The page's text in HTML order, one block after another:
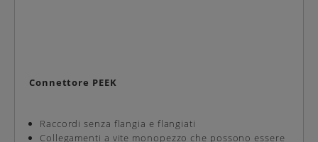
Connettore PEEK
Raccordi senza flangia e flangiati
Collegamenti a vite monopezzo che possono essere